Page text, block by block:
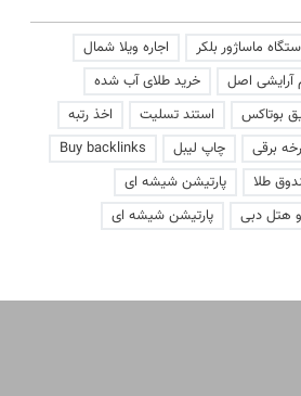
ماساژور بلکر
اجاره ویلا شمال
آرایشی اصل
خرید طلای آب شده
بوتاکس استند تسلیت
اخذ رتبه
برقی چاپ لیبل
Buy backlinks
طلا
پارتیشن شیشه ای
هتل دبی پارتیشن شیشه ای